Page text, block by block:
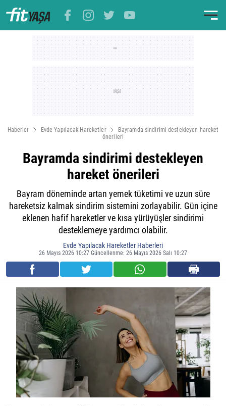
Haberler Evde Yapılacak Hareketler
Bayramda sindirimi destekleyen hareket
önerileri
Bayramda sindirimi destekleyen
hareket önerileri
Bayram döneminde artan yemek tüketimi ve uzun süre
hareketsiz kalmak sindirim sistemini zorlayabilir. Gün içine
eklenen hafif hareketler ve kısa yürüyüşler sindirimi
desteklemeye yardımcı olabilir.
Evde Yapılacak Hareketler Haberleri
26 Mayıs 2026 10:27 Güncellenme: 26 Mayıs 2026 Salı 10:27